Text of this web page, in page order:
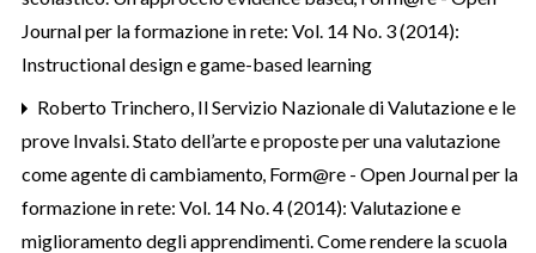
Journal per la formazione in rete: Vol. 14 No. 3 (2014):
Instructional design e game-based learning
Roberto Trinchero, Il Servizio Nazionale di Valutazione e le
prove Invalsi. Stato dell’arte e proposte per una valutazione
come agente di cambiamento, Form@re - Open Journal per la
formazione in rete: Vol. 14 No. 4 (2014): Valutazione e
miglioramento degli apprendimenti. Come rendere la scuola